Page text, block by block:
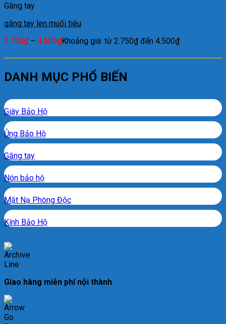
Găng tay
găng tay len muối tiêu
2.750₫ – 4.500₫Khoảng giá: từ 2.750₫ đến 4.500₫
DANH MỤC PHỔ BIẾN
Giày Bảo Hộ
Ủng Bảo Hộ
Găng tay
Nón bảo hộ
Mặt Nạ Phòng Độc
Kính Bảo Hộ
Giao hàng miễn phí nội thành